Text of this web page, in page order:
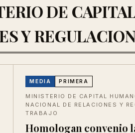
DE
Y
MEDIA PRIMERA
MINISTERIO DE CAPITAL
NACIONAL DE RELACIONES Y
TRABAJO
Homologan convenio